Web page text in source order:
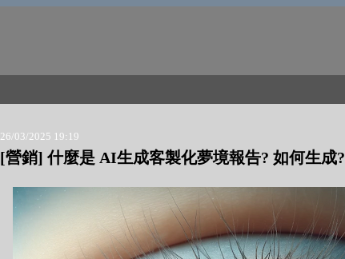
26/03/2025 19:19
[營銷] 什麼是 AI生成客製化夢境報告? 如何生成?